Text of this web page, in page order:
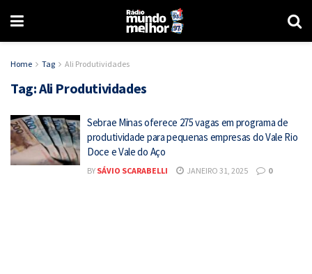
Home Tag Ali Produtividades
Tag:Ali Produtividades
Sebrae Minas oferece 275 vagas em programa de
produtividade para pequenas empresas do Vale Rio
Doce e Vale do Aço
BY SÁVIO SCARABELLI JANEIRO 31, 2025 0